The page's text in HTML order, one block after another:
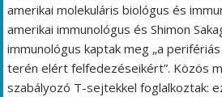
amerikai molekuláris biológus és
amerikai immunológus és Shimon
immunológus kaptak meg „a
terén elért felfedezéseikért”. Közös
szabályozó T-sejtekkel foglalkoztak: